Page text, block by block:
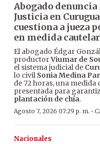
Abogado
Justicia en
cuestiona a jueza
en medida cautelar
El abogado Édgar
productorViumar de
el sistema judicial de
lo civil Sonia Medina
de 72 horas, una
presentada para
plantación de chía.
Agosto 7, 2026 07:29 p. m. ·
Nacionales